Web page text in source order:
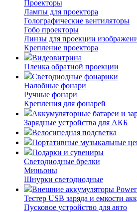
Проекторы
Лампы для проектора
Голографические вентиляторы
Гобо проекторы
Линзы для проекции
Крепление проектора
Видеовитрина
Пленка обратной проекции
Светодиодные фонарики
Налобные фонари
Ручные фонари
Крепления для фонарей
Аккумуляторные батареи и
Зарядные устройства для АКБ
Велосипедная подсветка
Портативные музыкальные
Подарки и сувениры
Светодиодные брелки
Миньоны
Шнурки светодиодные
Внешние аккумуляторы
Тестер USB заряда и емкости
Пусковое устройство для авто